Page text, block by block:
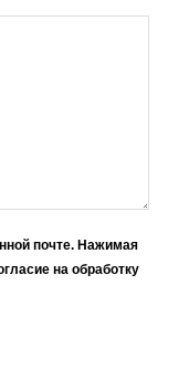
почте. Нажимая
на обработку